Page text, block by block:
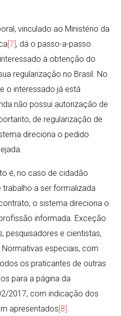
vinculado ao Ministério da
[7], dá o passo-a-passo
à obtenção do
regularização no Brasil. No
o interessado já está
não possui autorização de
de regularização de
direciona o pedido
é, no caso de cidadão
a ser formalizada
o sistema direciona o
informada. Exceção
pesquisadores e cientistas,
especiais, com
os praticantes de outras
para a página da
2017, com indicação dos
apresentados[8].